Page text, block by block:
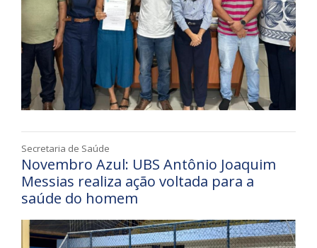
Secretaria de Saúde
Novembro Azul: UBS Antônio Joaquim
Messias realiza ação voltada para a
saúde do homem